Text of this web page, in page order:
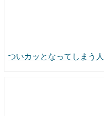
ついカッとなってしまう